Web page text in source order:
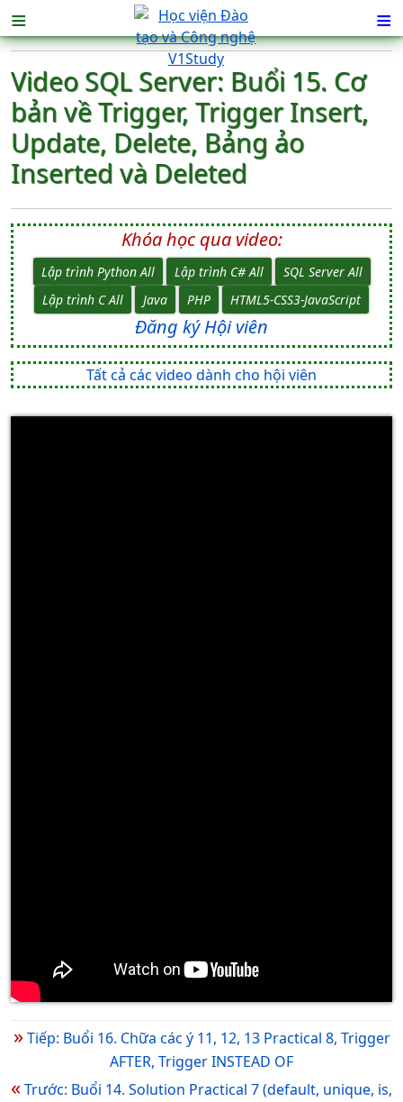
≡ ≡
Video SQL Server: Buổi 15. Cơ
bản về Trigger, Trigger Insert,
Update, Delete, Bảng ảo
Inserted và Deleted
Khóa học qua video:
Lập trình Python All Lập trình C# All
SQL Server All
Lập trình C All
Java PHP HTML5-CSS3-JavaScript
Đăng ký Hội viên
Tất cả các video dành cho hội viên
»Tiếp: Buổi 16. Chữa các ý 11, 12, 13 Practical 8, Trigger
AFTER, Trigger INSTEAD OF
«Trước: Buổi 14. Solution Practical 7 (default, unique, is,